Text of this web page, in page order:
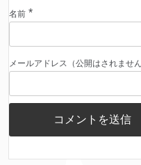
名前 *
メールアドレス（公開はされません